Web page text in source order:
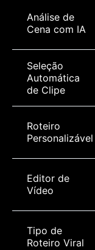
Análise de
Cena com IA
Seleção
Automática
de Clipe
Roteiro
Personalizável
Editor de
Vídeo
Tipo de
Roteiro Viral